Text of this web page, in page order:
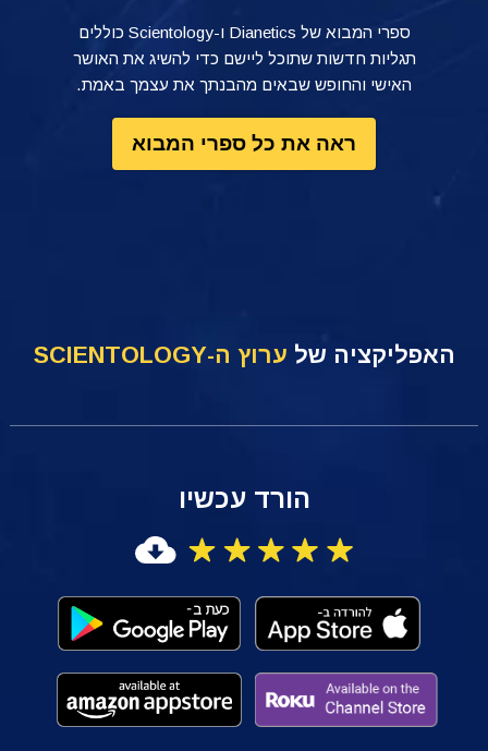
ספרי המבוא של Dianetics ו-Scientology כוללים
תגליות חדשות שתוכל ליישם כדי להשיג את האושר
האישי והחופש שבאים מהבנתך את עצמך באמת.
ראה את כל ספרי המבוא
האפליקציה של ערוץ ה-SCIENTOLOGY
הורד עכשיו